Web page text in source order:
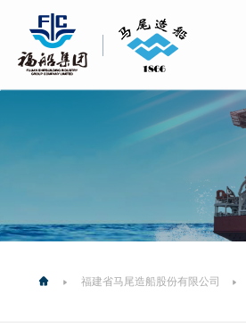
福建省马尾造船股份有限公司